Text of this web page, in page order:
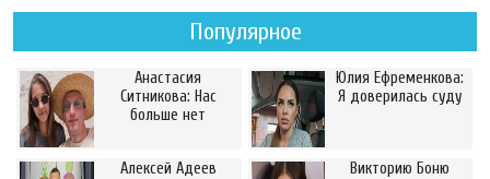
Популярное
Анастасия
Ситникова: Нас
больше нет
Юлия Ефременкова:
Я доверилась суду
Алексей Адеев
Викторию Боню